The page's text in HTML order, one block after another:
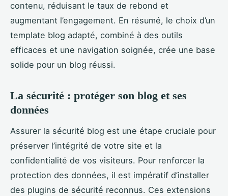
contenu, réduisant le taux de rebond et
augmentant l’engagement. En résumé, le choix d’un
template blog adapté, combiné à des outils
efficaces et une navigation soignée, crée une base
solide pour un blog réussi.
La sécurité : protéger son blog et ses
données
Assurer la sécurité blog est une étape cruciale pour
préserver l’intégrité de votre site et la
confidentialité de vos visiteurs. Pour renforcer la
protection des données, il est impératif d’installer
des plugins de sécurité reconnus. Ces extensions